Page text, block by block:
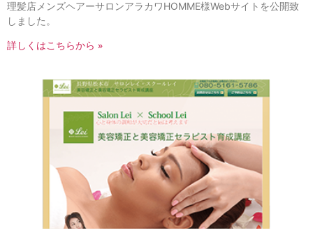
理髪店メンズヘアーサロンアラカワHOMME様Webサイトを公開致
しました。
詳しくはこちらから »